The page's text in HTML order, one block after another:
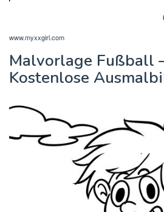
www.myxxgirl.com
Malvorlage Fußball
Kostenlose